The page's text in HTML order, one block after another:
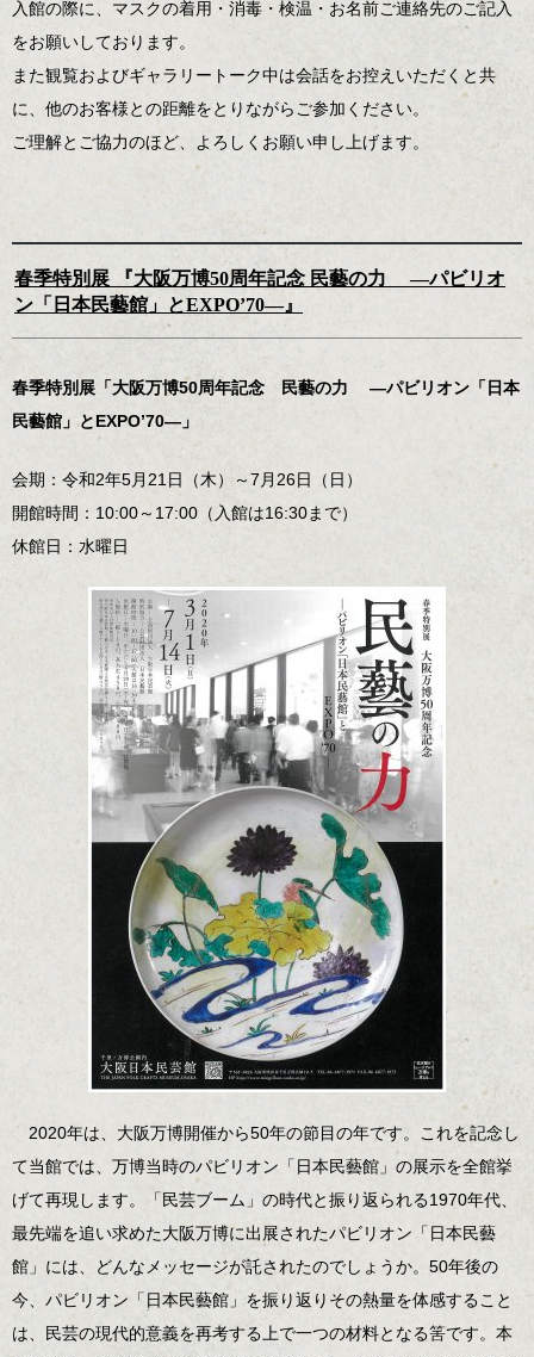
入館の際に、マスクの着用・消毒・検温・お名前ご連絡先のご記入
をお願いしております。
また観覧およびギャラリートーク中は会話をお控えいただくと共
に、他のお客様との距離をとりながらご参加ください。
ご理解とご協力のほど、よろしくお願い申し上げます。
春季特別展 『大阪万博50周年記念 民藝の力 ―パビリオ
ン「日本民藝館」とEXPO’70―』
春季特別展「大阪万博50周年記念 民藝の力 ―パビリオン「日本
民藝館」とEXPO’70―」
会期：令和2年5月21日（木）～7月26日（日）
開館時間：10:00～17:00（入館は16:30まで）
休館日：水曜日
2020年は、大阪万博開催から50年の節目の年です。これを記念し
て当館では、万博当時のパビリオン「日本民藝館」の展示を全館挙
げて再現します。「民芸ブーム」の時代と振り返られる1970年代、
最先端を追い求めた大阪万博に出展されたパビリオン「日本民藝
館」には、どんなメッセージが託されたのでしょうか。50年後の
今、パビリオン「日本民藝館」を振り返りその熱量を体感すること
は、民芸の現代的意義を再考する上で一つの材料となる筈です。本